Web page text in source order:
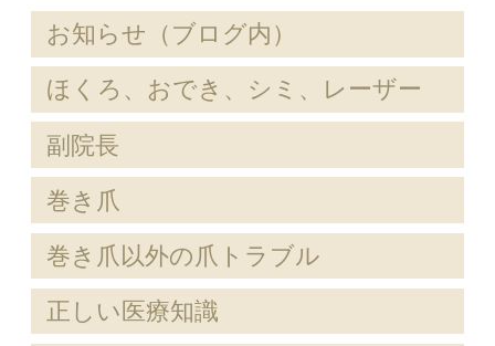
お知らせ（ブログ内）
ほくろ、おでき、シミ、レーザー
副院長
巻き爪
巻き爪以外の爪トラブル
正しい医療知識